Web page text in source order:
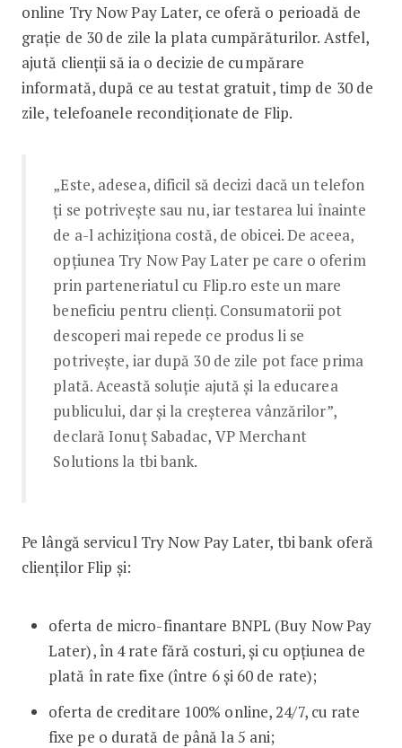
online Try Now Pay Later, ce oferă o perioadă de
grație de 30 de zile la plata cumpărăturilor. Astfel,
ajută clienții să ia o decizie de cumpărare
informată, după ce au testat gratuit, timp de 30 de
zile, telefoanele recondiționate de Flip.
„Este, adesea, dificil să decizi dacă un telefon
ți se potrivește sau nu, iar testarea lui înainte
de a-l achiziționa costă, de obicei. De aceea,
opțiunea Try Now Pay Later pe care o oferim
prin parteneriatul cu Flip.ro este un mare
beneficiu pentru clienți. Consumatorii pot
descoperi mai repede ce produs li se
potrivește, iar după 30 de zile pot face prima
plată. Această soluție ajută și la educarea
publicului, dar și la creșterea vânzărilor”,
declară Ionuț Sabadac, VP Merchant
Solutions la tbi bank.
Pe lângă servicul Try Now Pay Later, tbi bank oferă
clienților Flip și:
oferta de micro-finantare BNPL (Buy Now Pay
Later), în 4 rate fără costuri, și cu opțiunea de
plată în rate fixe (între 6 și 60 de rate);
oferta de creditare 100% online, 24/7, cu rate
fixe pe o durată de până la 5 ani;